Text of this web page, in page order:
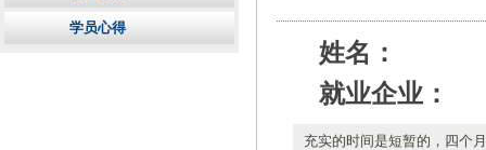
姓名：
就业企业：
充实的时间是短暂的，四个
学员心得